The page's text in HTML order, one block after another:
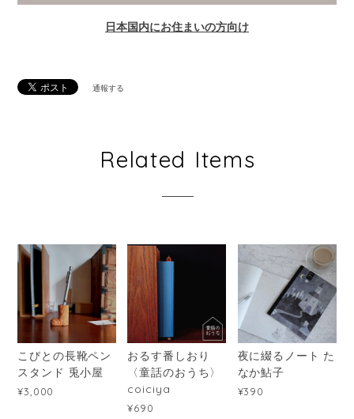
日本国内にお住まいの方向け
通報する
Related Items
こびとの長靴ペン
スタンド 兎小屋
¥3,000
おるす番しおり
〈童話のおうち〉
coiciya
¥690
夜に綴るノート た
なか鮎子
¥390